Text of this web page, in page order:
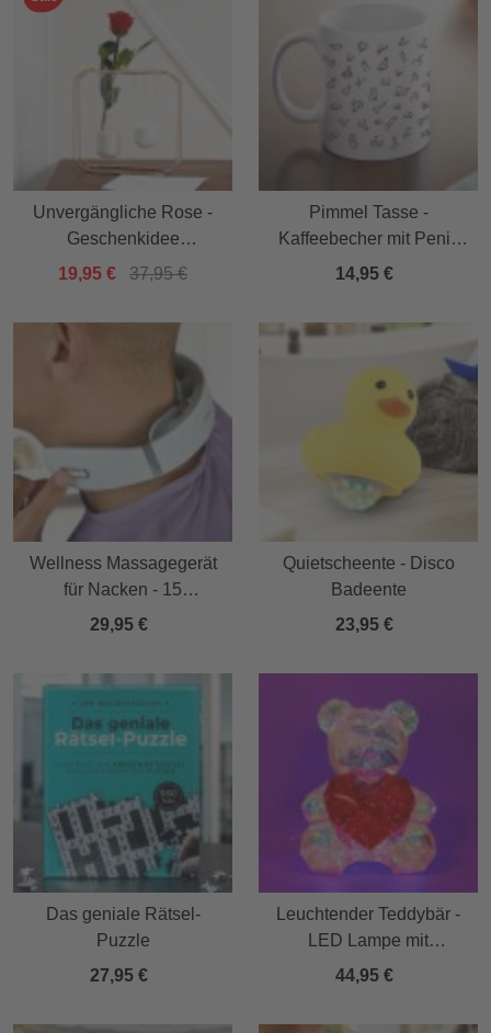
Unvergängliche Rose -
Geschenkidee
Valentinstag
19,95 € 37,95 €
Pimmel Tasse -
Kaffeebecher mit Penis
Druck
14,95 €
Wellness Massagegerät
für Nacken - 15
Massagestufen
29,95 €
Quietscheente - Disco
Badeente
23,95 €
Das geniale Rätsel-
Puzzle
27,95 €
Leuchtender Teddybär -
LED Lampe mit
Farbwechsel
44,95 €